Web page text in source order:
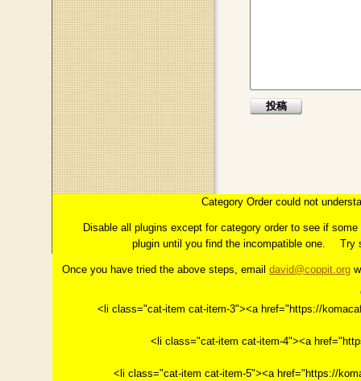
Category Order could not
Disable all plugins except for category order to see if
plugin until you find the incompatible one.
Try
Once you have tried the above steps, email david@coppit.org
<li class="cat-item cat-item-3"><a href="https://
<li class="cat-item cat-item-4"><a
<li class="cat-item cat-item-5"><a href="https://
はじめに
第１章「イメージ」とは